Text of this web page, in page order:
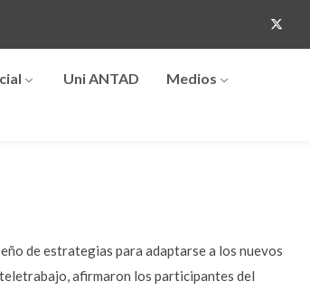
Uni ANTAD
Medios
de estrategias para adaptarse a los nuevos
afirmaron los participantes del